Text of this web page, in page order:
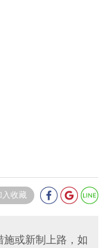
入收藏
或新制上路，如